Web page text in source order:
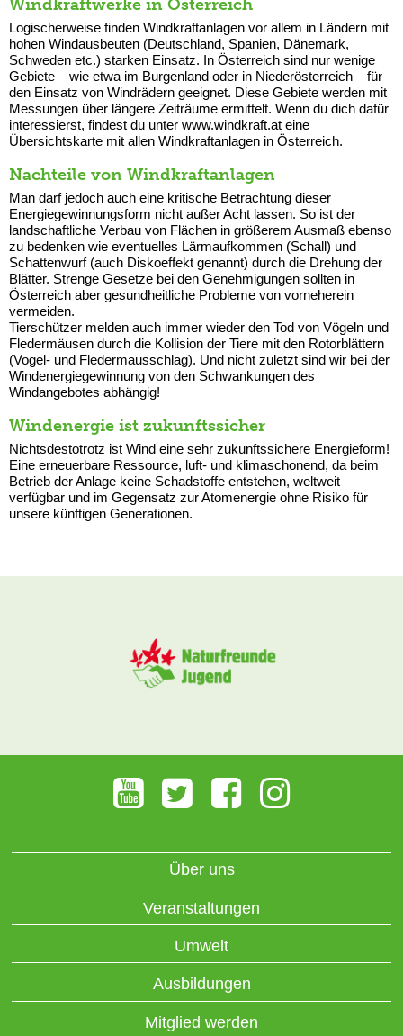
Windkraftwerke in Österreich
Logischerweise finden Windkraftanlagen vor allem in Ländern mit
hohen Windausbeuten (Deutschland, Spanien, Dänemark,
Schweden etc.) starken Einsatz. In Österreich sind nur wenige
Gebiete – wie etwa im Burgenland oder in Niederösterreich – für
den Einsatz von Windrädern geeignet. Diese Gebiete werden mit
Messungen über längere Zeiträume ermittelt. Wenn du dich dafür
interessierst, findest du unter www.windkraft.at eine
Übersichtskarte mit allen Windkraftanlagen in Österreich.
Nachteile von Windkraftanlagen
Man darf jedoch auch eine kritische Betrachtung dieser
Energiegewinnungsform nicht außer Acht lassen. So ist der
landschaftliche Verbau von Flächen in größerem Ausmaß ebenso
zu bedenken wie eventuelles Lärmaufkommen (Schall) und
Schattenwurf (auch Diskoeffekt genannt) durch die Drehung der
Blätter. Strenge Gesetze bei den Genehmigungen sollten in
Österreich aber gesundheitliche Probleme von vorneherein
vermeiden.
Tierschützer melden auch immer wieder den Tod von Vögeln und
Fledermäusen durch die Kollision der Tiere mit den Rotorblättern
(Vogel- und Fledermausschlag). Und nicht zuletzt sind wir bei der
Windenergiegewinnung von den Schwankungen des
Windangebotes abhängig!
Windenergie ist zukunftssicher
Nichtsdestotrotz ist Wind eine sehr zukunftssichere Energieform!
Eine erneuerbare Ressource, luft- und klimaschonend, da beim
Betrieb der Anlage keine Schadstoffe entstehen, weltweit
verfügbar und im Gegensatz zur Atomenergie ohne Risiko für
unsere künftigen Generationen.
Über uns
Veranstaltungen
Umwelt
Ausbildungen
Mitglied werden